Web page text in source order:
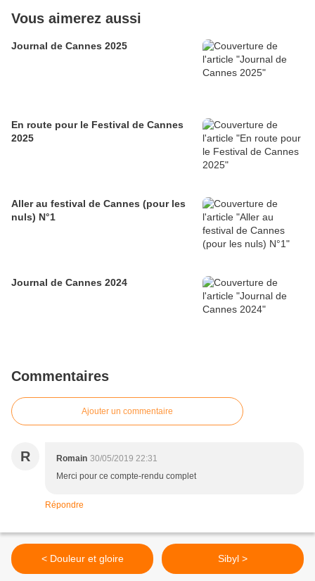
Vous aimerez aussi
Journal de Cannes 2025
En route pour le Festival de Cannes
2025
Aller au festival de Cannes (pour les
nuls) N°1
Journal de Cannes 2024
Commentaires
Ajouter un commentaire
R Romain 30/05/2019 22:31
Merci pour ce compte-rendu complet
Répondre
< Douleur et gloire Sibyl >